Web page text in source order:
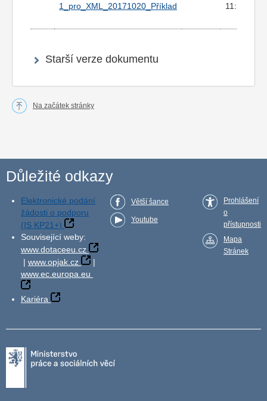
1_pro_XML_20171020_Příklad
11:48
Starší verze dokumentu
Na začátek stránky
Důležité odkazy
Elektronické podání
žádosti o podporu
(IS KP21+)
Související weby:
www.dotaceeu.cz
| www.opjak.cz
|
www.ec.europa.eu
Kariéra
Větší šance
Youtube
Prohlášení
o
přístupnosti
Mapa
Stránek